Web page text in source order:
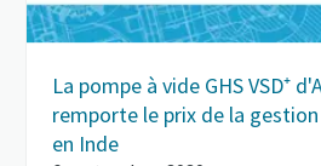
La pompe à vide GHS VSD⁺
remporte le prix de la
en Inde